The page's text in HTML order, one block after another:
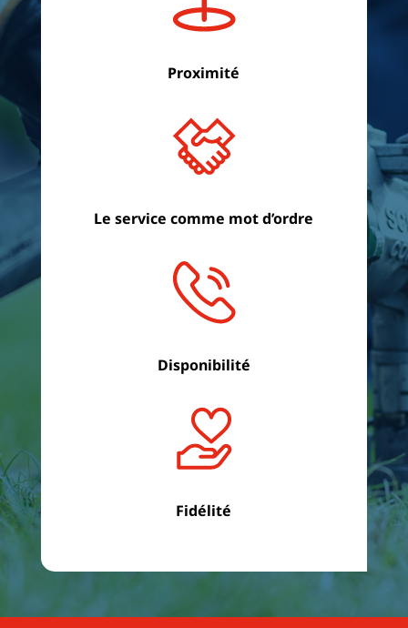
Proximité
Le service comme mot d’ordre
Disponibilité
Fidélité